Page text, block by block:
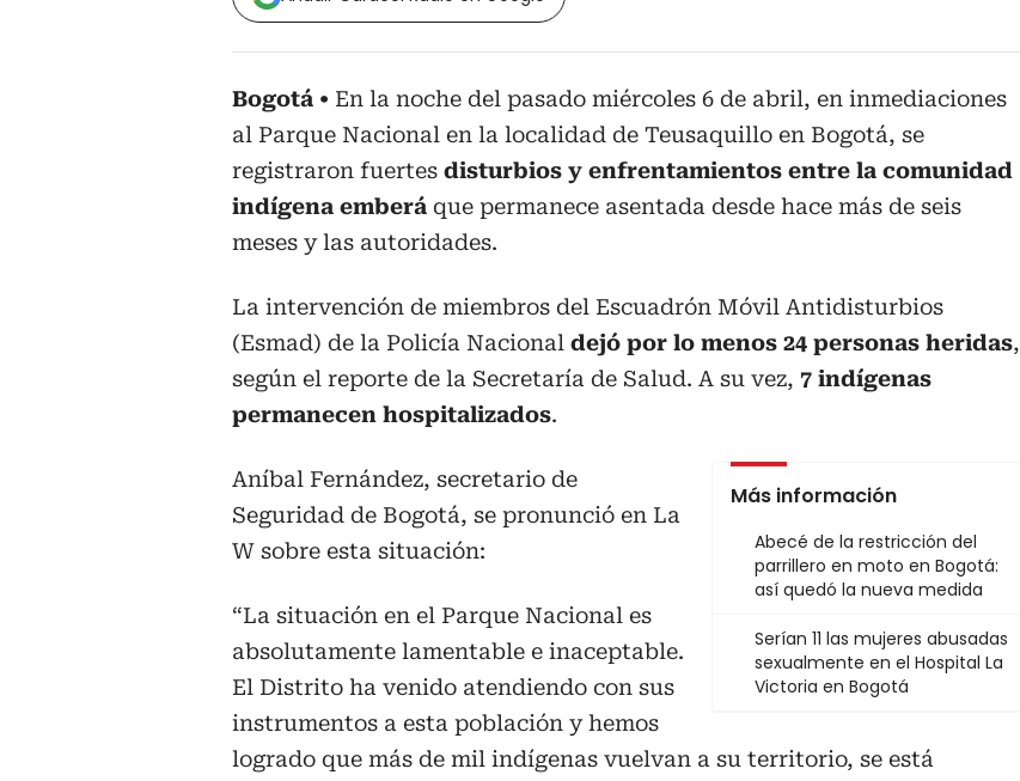
Bogotá
En la noche del pasado miércoles 6 de abril, en inmediaciones
al Parque Nacional en la localidad de Teusaquillo en Bogotá, se
registraron fuertes disturbios y enfrentamientos entre la comunidad
indígena emberá que permanece asentada desde hace más de seis
meses y las autoridades.
La intervención de miembros del Escuadrón Móvil Antidisturbios
(Esmad) de la Policía Nacional dejó por lo menos 24 personas heridas,
según el reporte de la Secretaría de Salud. A su vez, 7 indígenas
permanecen hospitalizados.
Más información
Abecé de la restricción del
parrillero en moto en Bogotá:
así quedó la nueva medida
Serían 11 las mujeres abusadas
sexualmente en el Hospital La
Victoria en Bogotá
Aníbal Fernández, secretario de
Seguridad de Bogotá, se pronunció en La
W sobre esta situación:
“La situación en el Parque Nacional es
absolutamente lamentable e inaceptable.
El Distrito ha venido atendiendo con sus
instrumentos a esta población y hemos
logrado que más de mil indígenas vuelvan a su territorio, se está